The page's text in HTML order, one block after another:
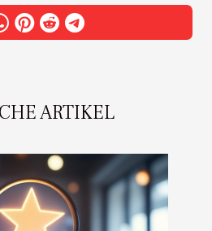
ARTIKEL